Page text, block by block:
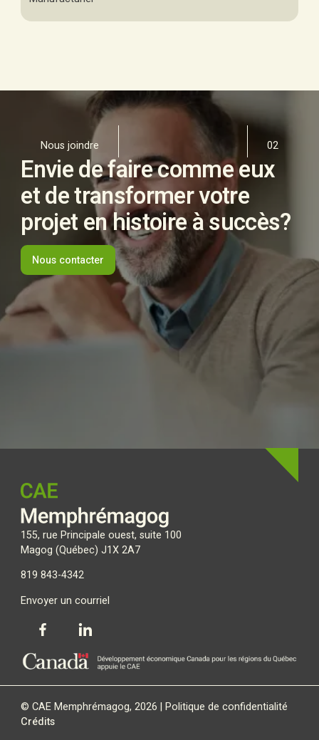
Nous joindre 02
Envie de faire comme eux
et de transformer votre
projet en histoire à succès?
Nous contacter
155, rue Principale ouest, suite 100
Magog (Québec) J1X 2A7
819 843-4342
Envoyer un courriel
© CAE Memphrémagog, 2026 |Politique de confidentialité
Crédits